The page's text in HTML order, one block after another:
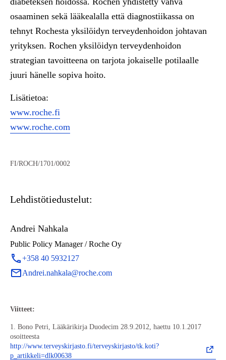
osaaminen sekä lääkealalla että diagnostiikassa on
tehnyt Rochesta yksilöidyn terveydenhoidon johtavan
yrityksen. Rochen yksilöidyn terveydenhoidon
strategian tavoitteena on tarjota jokaiselle potilaalle
juuri hänelle sopiva hoito.
Lisätietoa:
www.roche.fi
www.roche.com
FI/ROCH/1701/0002
Lehdistötiedustelut:
Andrei Nahkala
Public Policy Manager / Roche Oy
+358 40 5932127
Andrei.nahkala@roche.com
Viitteet:
1. Bono Petri, Lääkärikirja Duodecim 28.9.2012, haettu 10.1.2017
osoitteesta
http://www.terveyskirjasto.fi/terveyskirjasto/tk.koti?
p_artikkeli=dlk00638